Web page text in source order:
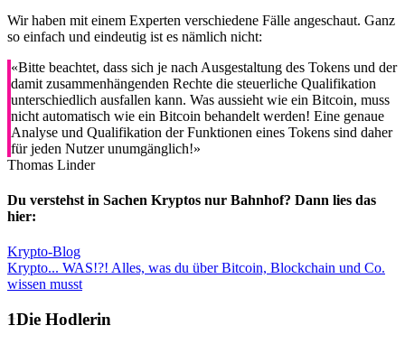
Wir haben mit einem Experten verschiedene Fälle angeschaut. Ganz
so einfach und eindeutig ist es nämlich nicht:
«Bitte beachtet, dass sich je nach Ausgestaltung des Tokens und der
damit zusammenhängenden Rechte die steuerliche Qualifikation
unterschiedlich ausfallen kann. Was aussieht wie ein Bitcoin, muss
nicht automatisch wie ein Bitcoin behandelt werden! Eine genaue
Analyse und Qualifikation der Funktionen eines Tokens sind daher
für jeden Nutzer unumgänglich!»
Thomas Linder
Du verstehst in Sachen Kryptos nur Bahnhof? Dann lies das
hier:
Krypto-Blog
Krypto... WAS!?! Alles, was du über Bitcoin, Blockchain und Co.
wissen musst
Die Hodlerin